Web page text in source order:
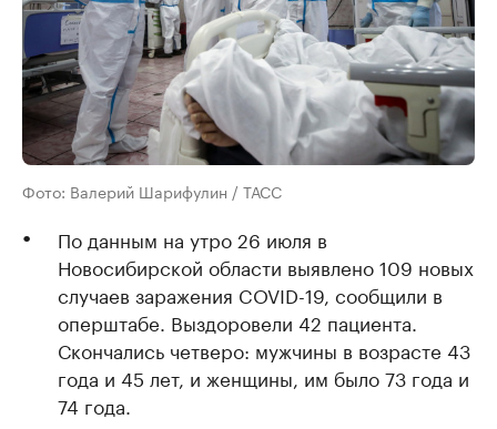
Фото: Валерий Шарифулин / ТАСС
По данным на утро 26 июля в
Новосибирской области выявлено 109 новых
случаев заражения COVID-19, сообщили в
оперштабе. Выздоровели 42 пациента.
Скончались четверо: мужчины в возрасте 43
года и 45 лет, и женщины, им было 73 года и
74 года.